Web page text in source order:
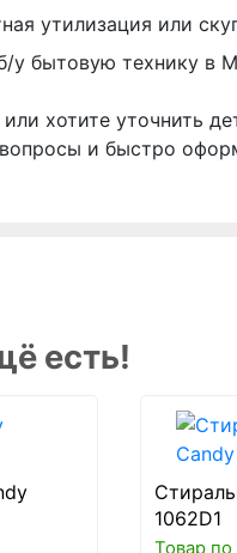
утилизация или
у бытовую технику в
хотите уточнить
и быстро
есть!
1062D1
Товар по